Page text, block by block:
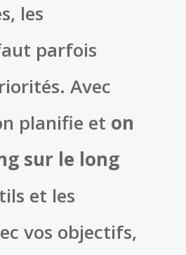
les
parfois
Avec
planifie et on
sur le long
et les
vos objectifs,